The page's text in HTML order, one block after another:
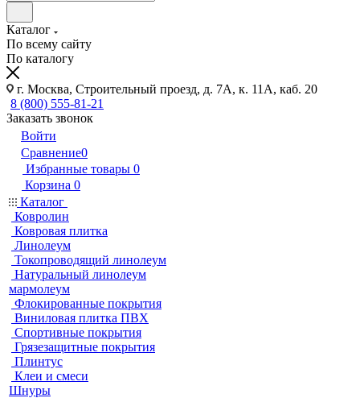
Каталог
По всему сайту
По каталогу
г. Москва, Строительный проезд, д. 7А, к. 11А, каб. 20
8 (800) 555-81-21
Заказать звонок
Войти
Сравнение0
Избранные товары 0
Корзина 0
Каталог
Ковролин
Ковровая плитка
Линолеум
Токопроводящий линолеум
Натуральный линолеум
мармолеум
Флокированные покрытия
Виниловая плитка ПВХ
Спортивные покрытия
Грязезащитные покрытия
Плинтус
Клеи и смеси
Шнуры